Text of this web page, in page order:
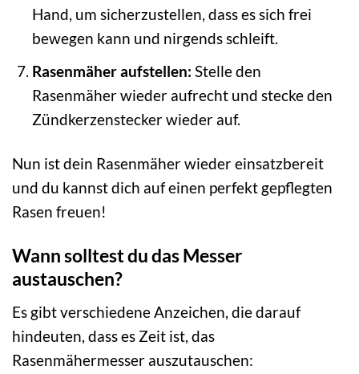
Hand, um sicherzustellen, dass es sich frei
bewegen kann und nirgends schleift.
Rasenmäher aufstellen: Stelle den
Rasenmäher wieder aufrecht und stecke den
Zündkerzenstecker wieder auf.
Nun ist dein Rasenmäher wieder einsatzbereit
und du kannst dich auf einen perfekt gepflegten
Rasen freuen!
Wann solltest du das Messer
austauschen?
Es gibt verschiedene Anzeichen, die darauf
hindeuten, dass es Zeit ist, das
Rasenmähermesser auszutauschen: